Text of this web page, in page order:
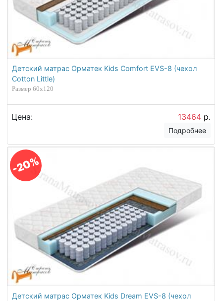
Детский матрас Орматек Kids Comfort EVS-8 (чехол
Cotton Little)
Размер 60х120
Цена: 13464 р.
Подробнее
-20%
Детский матрас Орматек Kids Dream EVS-8 (чехол